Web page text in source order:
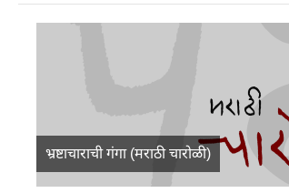
भ्रष्टाचाराची गंगा (मराठी चारोळी)